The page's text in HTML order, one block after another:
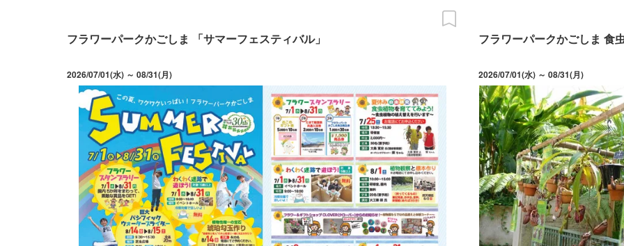
フラワーパークかごしま 「サマーフェスティバル」
2026/07/01(水) ～ 08/31(月)
フラワーパークかごしま 食
2026/07/01(水) ～ 08/31(月)